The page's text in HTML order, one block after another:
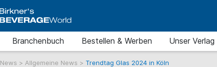
Branchenbuch Bestellen & Werben Unser Verlag
News > Allgemeine News > Trendtag Glas 2024 in Köln